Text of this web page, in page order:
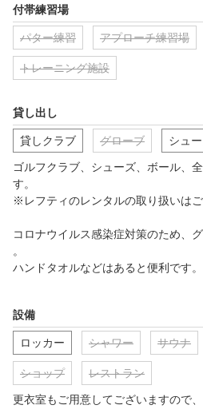
付帯練習場
パター練習 アプローチ練習場
トレーニング施設
貸し出し
貸しクラブ グローブ シュ
ゴルフクラブ、シューズ、ボール、
す。
※レフティのレンタルの取り扱いはご
コロナウイルス感染症対策のため、
。
ハンドタオルなどはあると便利です。
いつもと同じ環境でゴルフレッスン
設備
ロッカー シャワー サウナ
ショップ レストラン
更衣室もご用意してございますので